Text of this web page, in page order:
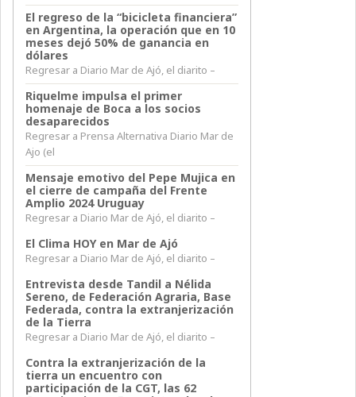
El regreso de la “bicicleta financiera”
en Argentina, la operación que en 10
meses dejó 50% de ganancia en
dólares
Regresar a Diario Mar de Ajó, el diarito –
Riquelme impulsa el primer
homenaje de Boca a los socios
desaparecidos
Regresar a Prensa Alternativa Diario Mar de
Ajo (el
Mensaje emotivo del Pepe Mujica en
el cierre de campaña del Frente
Amplio 2024 Uruguay
Regresar a Diario Mar de Ajó, el diarito –
El Clima HOY en Mar de Ajó
Regresar a Diario Mar de Ajó, el diarito –
Entrevista desde Tandil a Nélida
Sereno, de Federación Agraria, Base
Federada, contra la extranjerización
de la Tierra
Regresar a Diario Mar de Ajó, el diarito –
Contra la extranjerización de la
tierra un encuentro con
participación de la CGT, las 62